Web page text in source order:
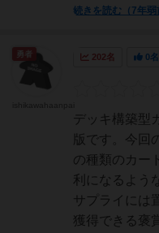
続きを読む（7年弱
202名 0名
デッキ構築型
版です。今回
の種類のカー
利になるよう
サプライには
獲得できる褒
勇者